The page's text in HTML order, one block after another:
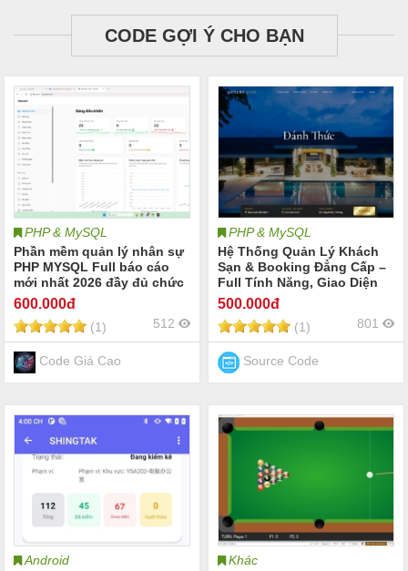
CODE GỢI Ý CHO BẠN
PHP & MySQL
Phần mềm quản lý nhân sự
PHP MYSQL Full báo cáo
mới nhất 2026 đầy đủ chức
năng hay nhất
600.000đ
(1) 512
Code Giá Cao
PHP & MySQL
Hệ Thống Quản Lý Khách
Sạn & Booking Đẳng Cấp –
Full Tính Năng, Giao Diện
Độc Quyền
500.000đ
(1) 801
Source Code
Android
Khác